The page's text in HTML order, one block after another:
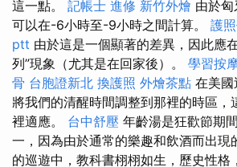
這一點。 記帳士 進修 新竹外燴 由於
可以在-6小時至-9小時之間計算。 護
ptt 由於這是一個顯著的差異，因此應
列”現象（尤其是在回家後）。 學習按
骨 台胞證新北 換護照 外燴茶點 在美
將我們的清醒時間調整到那裡的時區，
裡適應。 台中舒壓 年齡湯是狂歡節期
一，因為由於通常的樂趣和飲酒而出現
的巡遊中，教科書栩栩如生，歷史性格